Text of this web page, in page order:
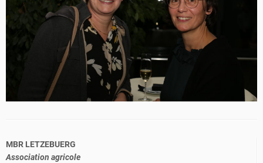
MBR LETZEBUERG
Association agricole